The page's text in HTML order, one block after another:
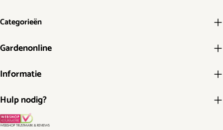
Categorieën
Gardenonline
Informatie
Hulp nodig?